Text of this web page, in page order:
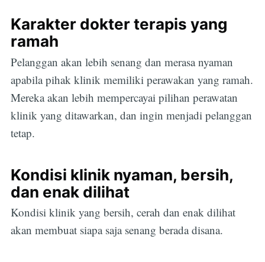
Karakter dokter terapis yang
ramah
Pelanggan akan lebih senang dan merasa nyaman
apabila pihak klinik memiliki perawakan yang ramah.
Mereka akan lebih mempercayai pilihan perawatan
klinik yang ditawarkan, dan ingin menjadi pelanggan
tetap.
Kondisi klinik nyaman, bersih,
dan enak dilihat
Kondisi klinik yang bersih, cerah dan enak dilihat
akan membuat siapa saja senang berada disana.